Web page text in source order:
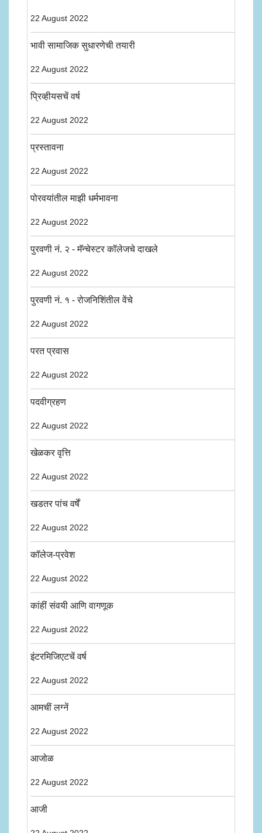
22 August 2022
भावी सामाजिक सुधारणेची तयारी
22 August 2022
प्रिव्हीयसचें वर्ष
22 August 2022
प्रस्तावना
22 August 2022
पोरवयांतील माझी धर्मभावना
22 August 2022
पुरवणी नं. २ - मॅन्चेस्टर कॉलेजचे दाखले
22 August 2022
पुरवणी नं. १ - रोजनिशिंतील वेंचे
22 August 2022
परत प्रवास
22 August 2022
पदवीग्रहण
22 August 2022
खेळकर वृत्ति
22 August 2022
खडतर पांच वर्षें
22 August 2022
कॉलेज-प्रवेश
22 August 2022
कांहीं संवयी आणि वागणूक
22 August 2022
इंटरमिजिएटचें वर्ष
22 August 2022
आमचीं लग्नें
22 August 2022
आजोळ
22 August 2022
आजी